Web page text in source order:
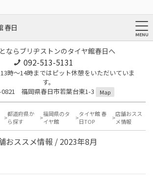
春日
ならブリヂストンのタイヤ館春日へ
092-513-5131
時〜14時まではピット休憩をいただいていま
す。
0821 福岡県春日市若葉台東1-3
Map
都道府県か
ら探す
福岡県のタ
イヤ館
タイヤ館 春
日TOP
店舗おスス
メ情報
おススメ情報 / 2023年8月